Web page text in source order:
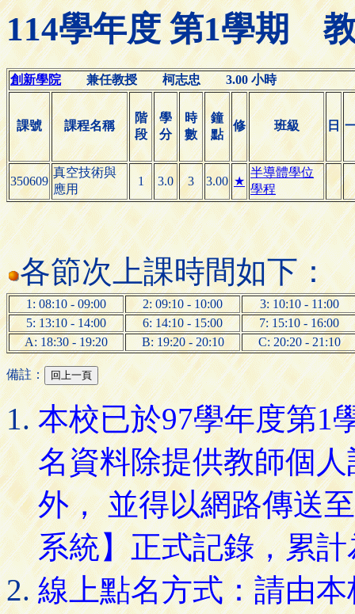
114學年度 第1學期
創新學院兼任教授 柯志忠 3.00 小時
課號 課程名稱
階
段
學
分
時
數
鐘
點
修 班級 日
350609
真空技術與
應用
1 3.0 3 3.00 ★
半導體學位
學程
各節次上課時間如下：
1: 08:10 - 09:00 2: 09:10 - 10:00
3: 10:10 - 11:00
5: 13:10 - 14:00
6: 14:10 - 15:00
7: 15:10 - 16:00
A: 18:30 - 19:20
B: 19:20 - 20:10 C: 20:20 - 21:10
備註：
本校已於97學年度第1
名資料除提供教師個
外， 並得以網路傳送
系統】正式記錄，累
線上點名方式：請由